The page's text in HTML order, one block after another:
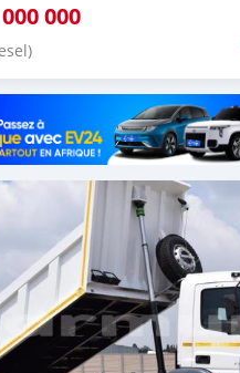
000
plus de 2 ans